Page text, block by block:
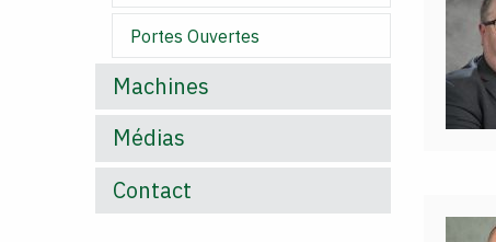
Portes Ouvertes
Machines
Médias
Contact